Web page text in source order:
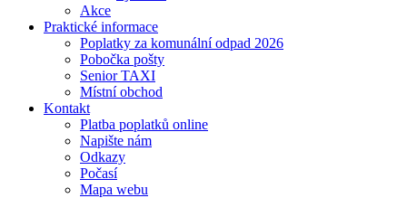
Akce
Praktické informace
Poplatky za komunální odpad 2026
Pobočka pošty
Senior TAXI
Místní obchod
Kontakt
Platba poplatků online
Napište nám
Odkazy
Počasí
Mapa webu